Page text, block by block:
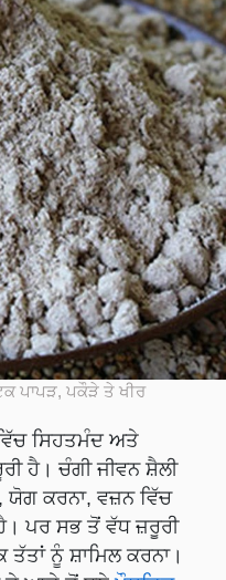
ਪਾਪੜ, ਪਕੌੜੇ ਤੇ ਖੀਰ
ਸਿਹਤਮੰਦ ਅਤੇ
ਹੈ। ਚੰਗੀ ਜੀਵਨ ਸ਼ੈਲੀ
ਯੋਗ ਕਰਨਾ, ਵਜ਼ਨ ਵਿੱਚ
ਪਰ ਸਭ ਤੋਂ ਵੱਧ ਜ਼ਰੂਰੀ
ਨੂੰ ਸ਼ਾਮਿਲ ਕਰਨਾ।